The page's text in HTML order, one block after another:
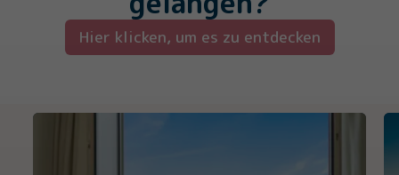
Hier klicken, um es zu entdecken